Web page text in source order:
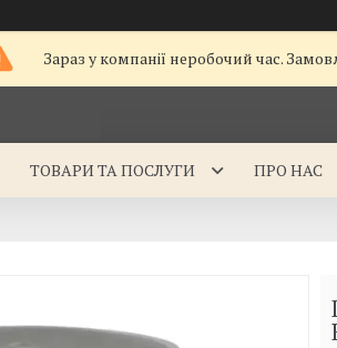
Зараз у компанії неробочий час.
ТОВАРИ ТА ПОСЛУГИ ПРО НАС